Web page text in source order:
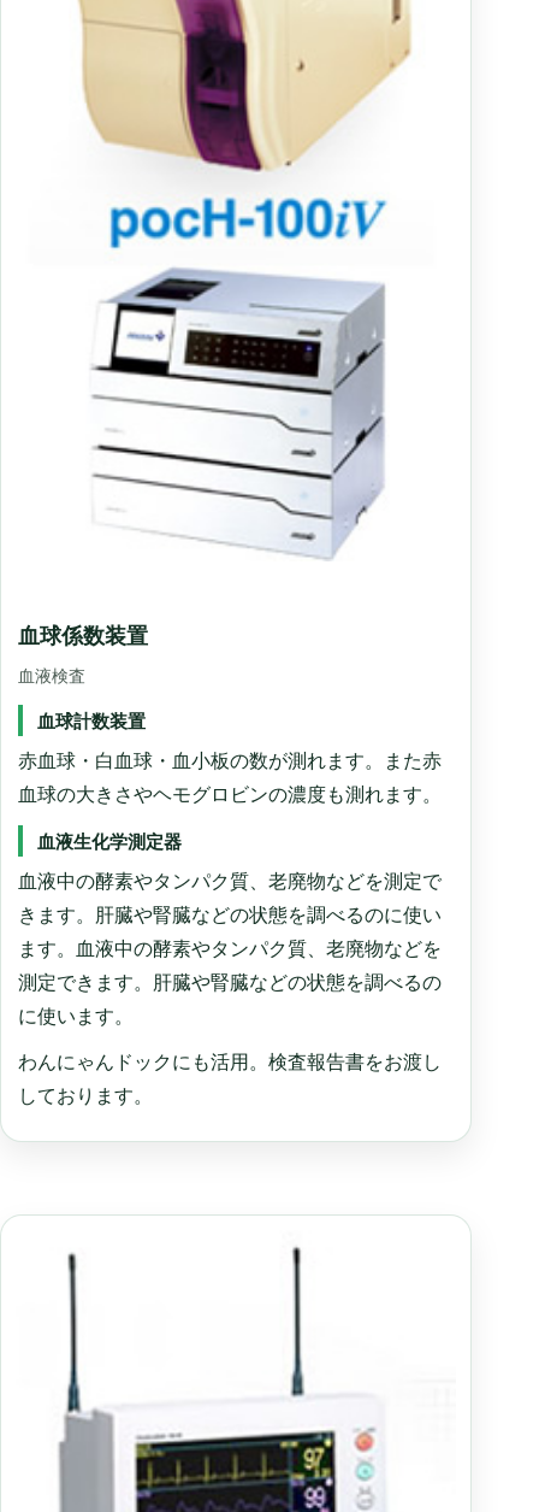
血球係数装置
血液検査
血球計数装置
赤血球・白血球・血小板の数が測れます。また赤
血球の大きさやヘモグロビンの濃度も測れます。
血液生化学測定器
血液中の酵素やタンパク質、老廃物などを測定で
きます。肝臓や腎臓などの状態を調べるのに使い
ます。血液中の酵素やタンパク質、老廃物などを
測定できます。肝臓や腎臓などの状態を調べるの
に使います。
わんにゃんドックにも活用。検査報告書をお渡し
しております。